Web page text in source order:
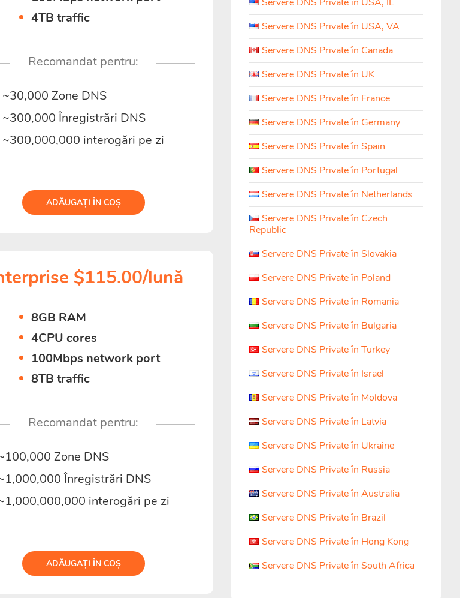
4TB traffic
Recomandat pentru:
~30,000 Zone DNS
~300,000 Înregistrări DNS
~300,000,000 interogări pe zi
ADĂUGAȚI ÎN COȘ
$115.00/lună
8GB RAM
4CPU cores
100Mbps network port
8TB traffic
Recomandat pentru:
Zone DNS
Înregistrări DNS
interogări pe zi
ADĂUGAȚI ÎN COȘ
Servere DNS Private în USA, VA
Servere DNS Private în Canada
Servere DNS Private în UK
Servere DNS Private în France
Servere DNS Private în Germany
Servere DNS Private în Spain
Servere DNS Private în Portugal
Servere DNS Private în Netherlands
Servere DNS Private în Czech
Republic
Servere DNS Private în Slovakia
Servere DNS Private în Poland
Servere DNS Private în Romania
Servere DNS Private în Bulgaria
Servere DNS Private în Turkey
Servere DNS Private în Israel
Servere DNS Private în Moldova
Servere DNS Private în Latvia
Servere DNS Private în Ukraine
Servere DNS Private în Russia
Servere DNS Private în Australia
Servere DNS Private în Brazil
Servere DNS Private în Hong Kong
Servere DNS Private în South Africa